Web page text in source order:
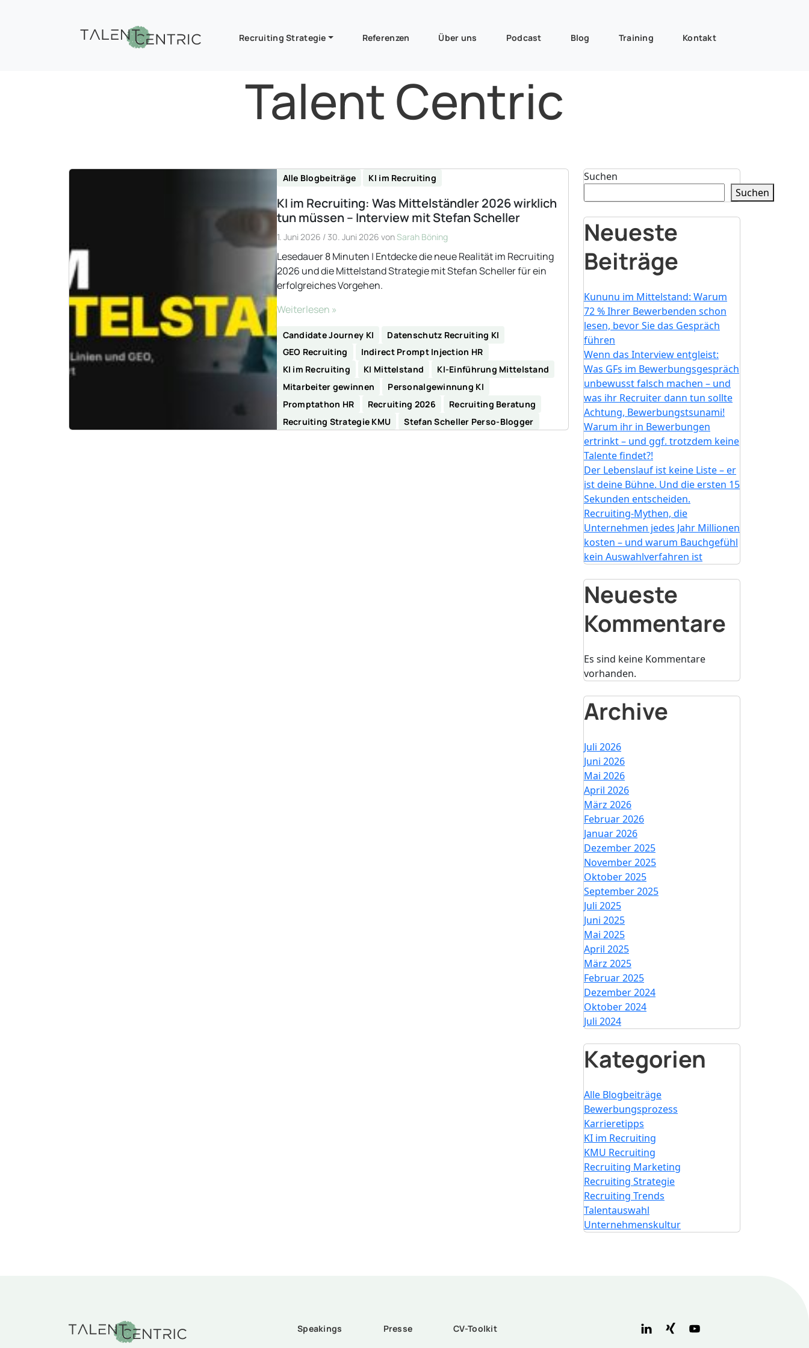
Recruiting Strategie Referenzen Über uns Podcast Blog Training Kontakt
Talent Centric
Alle Blogbeiträge KI im Recruiting
KI im Recruiting: Was Mittelständler 2026 wirklich
tun müssen – Interview mit Stefan Scheller
1. Juni 2026 / 30. Juni 2026 vonSarah Böning
Lesedauer 8 Minuten | Entdecke die neue Realität im Recruiting
2026 und die Mittelstand Strategie mit Stefan Scheller für ein
erfolgreiches Vorgehen.
Weiterlesen »
Candidate Journey KI
Datenschutz Recruiting KI
GEO Recruiting
Indirect Prompt Injection HR
KI im Recruiting
KI Mittelstand
KI-Einführung Mittelstand
Mitarbeiter gewinnen
Personalgewinnung KI
Promptathon HR
Recruiting 2026
Recruiting Beratung
Recruiting Strategie KMU
Stefan Scheller Perso-Blogger
Suchen
Suchen
Neueste
Beiträge
Kununu im Mittelstand: Warum
72 % Ihrer Bewerbenden schon
lesen, bevor Sie das Gespräch
führen
Wenn das Interview entgleist:
Was GFs im Bewerbungsgespräch
unbewusst falsch machen – und
was ihr Recruiter dann tun sollte
Achtung, Bewerbungstsunami!
Warum ihr in Bewerbungen
ertrinkt – und ggf. trotzdem keine
Talente findet?!
Der Lebenslauf ist keine Liste – er
ist deine Bühne. Und die ersten 15
Sekunden entscheiden.
Recruiting-Mythen, die
Unternehmen jedes Jahr Millionen
kosten – und warum Bauchgefühl
kein Auswahlverfahren ist
Neueste
Kommentare
Es sind keine Kommentare
vorhanden.
Archive
Juli 2026
Juni 2026
Mai 2026
April 2026
März 2026
Februar 2026
Januar 2026
Dezember 2025
November 2025
Oktober 2025
September 2025
Juli 2025
Juni 2025
Mai 2025
April 2025
März 2025
Februar 2025
Dezember 2024
Oktober 2024
Juli 2024
Kategorien
Alle Blogbeiträge
Bewerbungsprozess
Karrieretipps
KI im Recruiting
KMU Recruiting
Recruiting Marketing
Recruiting Strategie
Recruiting Trends
Talentauswahl
Unternehmenskultur
Speakings Presse CV-Toolkit